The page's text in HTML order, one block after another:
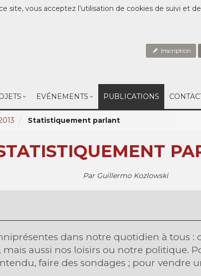
site, vous acceptez l’utilisation de cookies de suivi et
Inscription
EVÉNEMENTS PUBLICATIONS
Statistiquement parlant
Par Guillermo Kozlowski
dans notre quotidien à tous :
aussi nos loisirs ou notre politique.
faire des sondages ; pour vendre